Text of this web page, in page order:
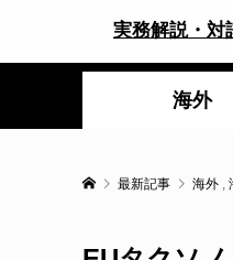
実務解説・対
海外
最新記事 海外 ,